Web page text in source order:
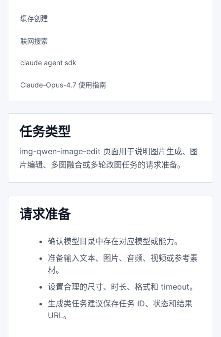
缓存创建
联网搜索
claude agent sdk
Claude-Opus-4.7 使用指南
任务类型
img-qwen-image-edit 页面用于说明图片生成、图
片编辑、多图融合或多轮改图任务的请求准备。
请求准备
确认模型目录中存在对应模型或能力。
准备输入文本、图片、音频、视频或参考素
材。
设置合理的尺寸、时长、格式和 timeout。
生成类任务建议保存任务 ID、状态和结果
URL。